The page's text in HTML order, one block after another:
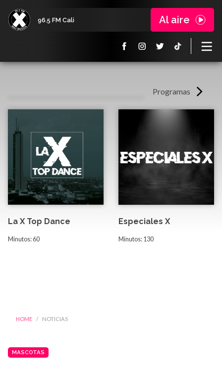
96.5 FM Cali Al aire
Programas
La X Top Dance
Minutos: 60
Especiales X
Minutos: 130
HOME NOTICIAS
MASCOTAS